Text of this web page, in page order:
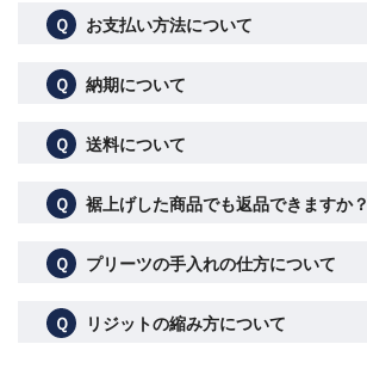
Ｑ お支払い方法について
Ｑ 納期について
Ｑ 送料について
Ｑ 裾上げした商品でも返品できますか？
Ｑ プリーツの手入れの仕方について
Ｑ リジットの縮み方について